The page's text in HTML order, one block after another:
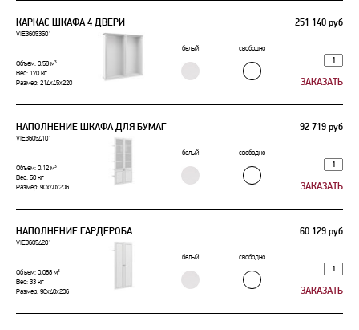
КАРКАС ШКАФА 4 ДВЕРИ 251 140 руб
VIE36053501
белый
свободно
Объем: 0.58 м³
Вес: 170 кг
Размер: 214x45x220
НАПОЛНЕНИЕ ШКАФА ДЛЯ БУМАГ 92 719 руб
VIE36054101
белый
свободно
Объем: 0.12 м³
Вес: 50 кг
Размер: 90x40x206
НАПОЛНЕНИЕ ГАРДЕРОБА 60 129 руб
VIE36054201
белый
свободно
Объем: 0.088 м³
Вес: 33 кг
Размер: 90x40x206